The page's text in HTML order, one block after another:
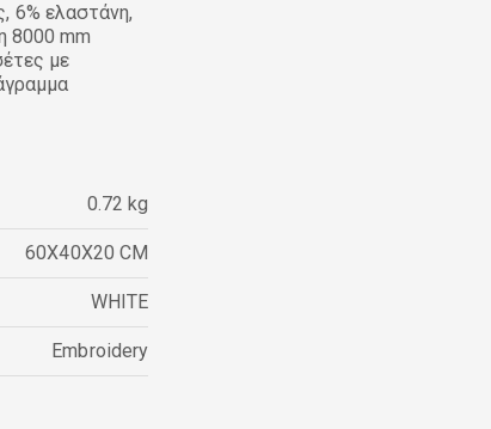
6% ελαστάνη,
8000 mm
με
0.72 kg
60X40X20 CM
WHITE
Embroidery